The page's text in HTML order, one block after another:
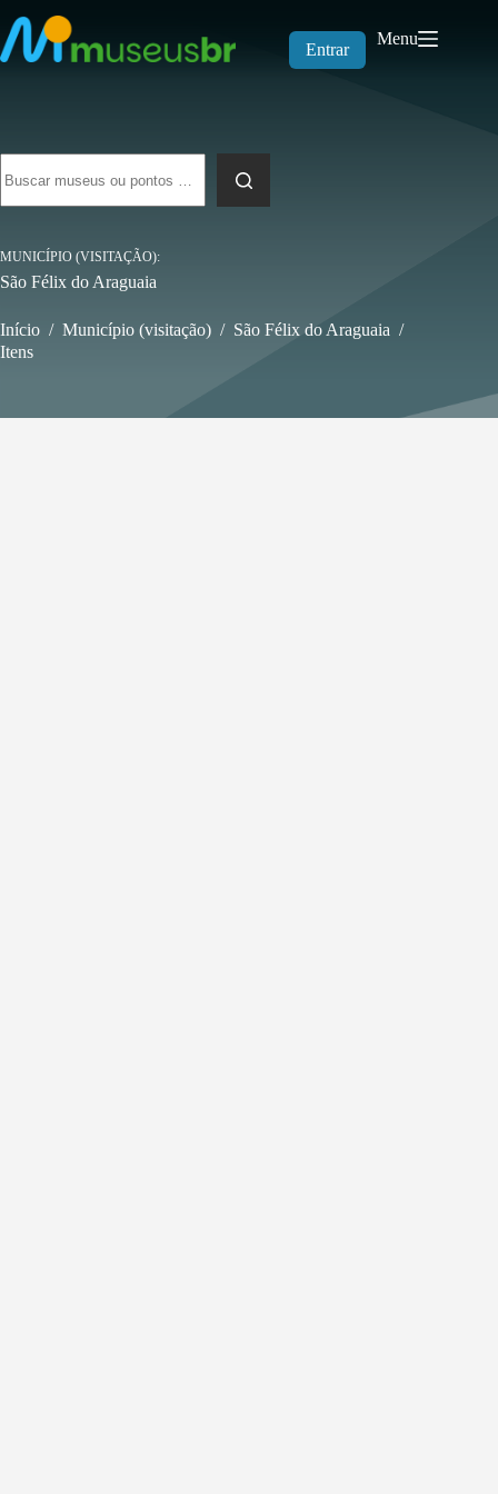
para
o
conteúdo
Entrar
Menu
resultados
MUNICÍPIO (VISITAÇÃO)
São Félix do Araguaia
Início / Município (visitação) / São Félix do Araguaia /
Itens